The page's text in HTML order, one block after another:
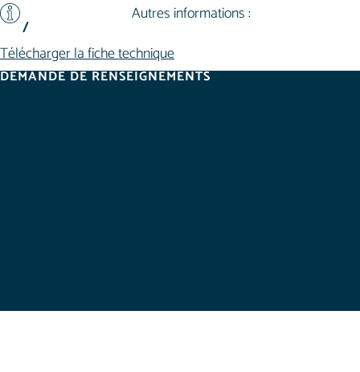
Autres informations :
/
Télécharger la fiche technique
DEMANDE DE RENSEIGNEMENTS